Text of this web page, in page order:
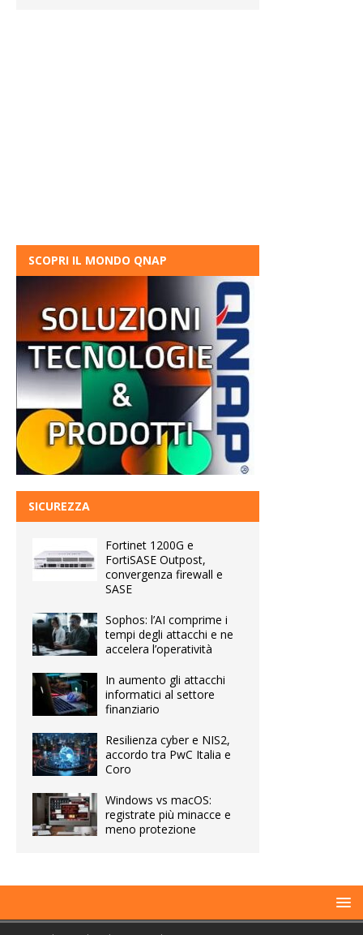
SCOPRI IL MONDO QNAP
SICUREZZA
Fortinet 1200G e
FortiSASE Outpost,
convergenza firewall e
SASE
Sophos: l’AI comprime i
tempi degli attacchi e ne
accelera l’operatività
In aumento gli attacchi
informatici al settore
finanziario
Resilienza cyber e NIS2,
accordo tra PwC Italia e
Coro
Windows vs macOS:
registrate più minacce e
meno protezione